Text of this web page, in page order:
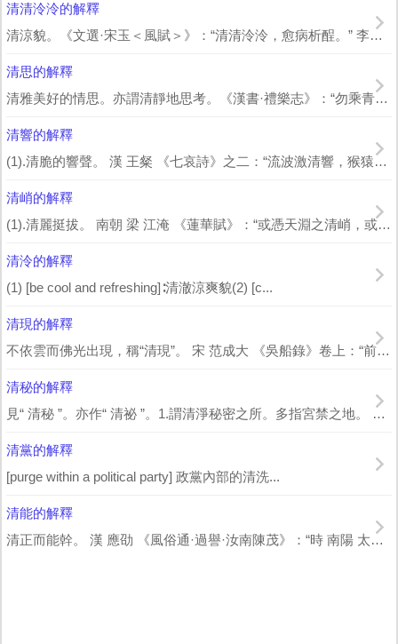
清清泠泠的解釋
清涼貌。《文選·宋玉＜風賦＞》：“清清泠泠，愈病析酲。” 李善 註：“清清泠泠...
清思的解釋
清雅美好的情思。亦謂清靜地思考。《漢書·禮樂志》：“勿乘青玄，熙事備成。清思眑...
清響的解釋
(1).清脆的響聲。 漢 王粲 《七哀詩》之二：“流波激清響，猴猿臨岸吟。” ...
清峭的解釋
(1).清麗挺拔。 南朝 梁 江淹 《蓮華賦》：“或憑天淵之清峭，或殖疏圃之...
清泠的解釋
(1) [be cool and refreshing]∶清澈涼爽貌(2) [c...
清現的解釋
不依雲而佛光出現，稱“清現”。 宋 范成大 《吳船錄》卷上：“前山風起雲馳，風...
清秘的解釋
見“ 清秘 ”。亦作“ 清祕 ”。1.謂清淨秘密之所。多指宮禁之地。 唐 張九...
清黨的解釋
[purge within a political party] 政黨內部的清洗...
清能的解釋
清正而能幹。 漢 應劭 《風俗通·過譽·汝南陳茂》：“時 南陽 太守 灌恂...